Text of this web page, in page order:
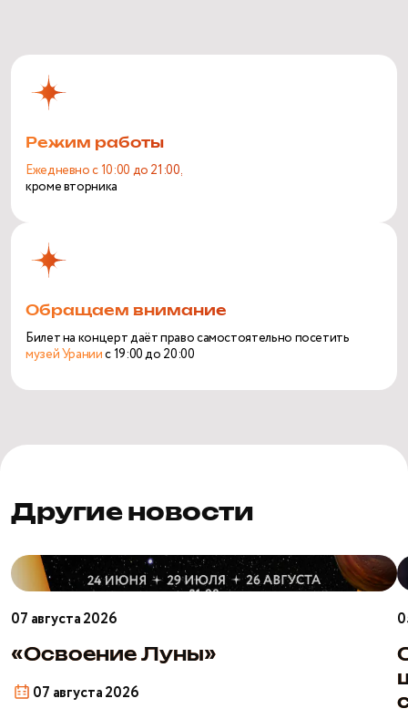
Режим работы
Ежедневно с 10:00 до 21:00,
кроме вторника
Обращаем внимание
Билет на концерт даёт право самостоятельно посетить
музей Ураниис 19:00 до 20:00
Другие новости
«Освоение
Луны»
07 августа 2026
«Освоение Луны»
07 августа 2026